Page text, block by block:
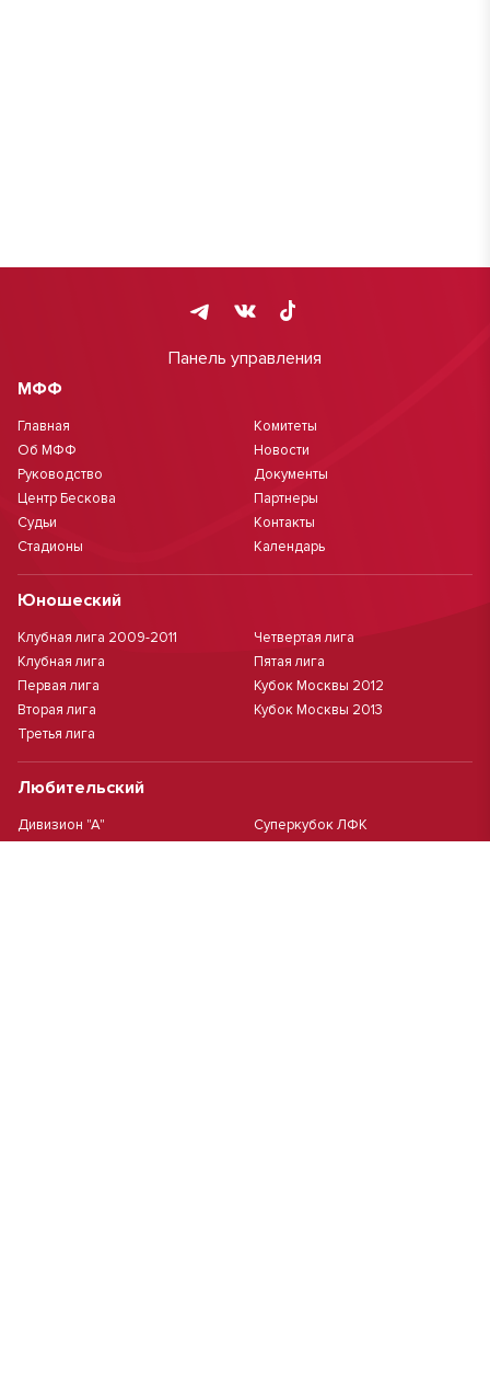
Панель управления
МФФ
Главная
Об МФФ
Руководство
Центр Бескова
Судьи
Стадионы
Комитеты
Новости
Документы
Партнеры
Контакты
Календарь
Юношеский
Клубная лига 2009-2011
Клубная лига
Первая лига
Вторая лига
Третья лига
Четвертая лига
Пятая лига
Кубок Москвы 2012
Кубок Москвы 2013
Любительский
Дивизион "А"
Суперкубок ЛФК